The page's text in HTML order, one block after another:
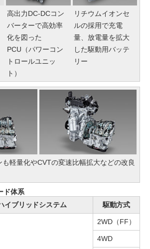
高出力DC-DCコン
バーターで高効率
化を図った
PCU（パワーコン
トロールユニッ
ト）
リチウムイオンセ
ルの採用で充電
量、放電量を拡大
した駆動用バッテ
リー
も軽量化やCVTの変速比幅拡大などの改良
ド体系
イブリッドシステム 駆動方式
2WD（FF）
4WD